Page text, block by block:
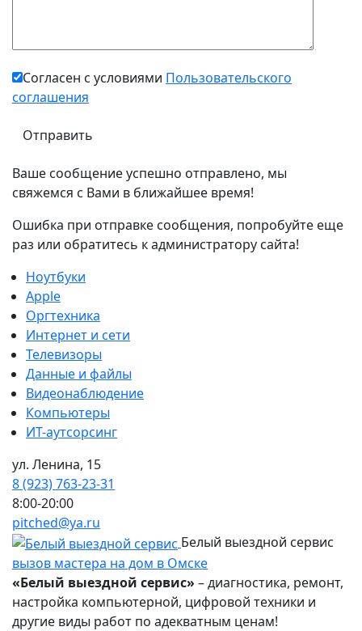
Согласен с условиями Пользовательского
соглашения
Ваше сообщение успешно отправлено, мы
свяжемся с Вами в ближайшее время!
Ошибка при отправке сообщения, попробуйте еще
раз или обратитесь к администратору сайта!
Ноутбуки
Apple
Оргтехника
Интернет и сети
Телевизоры
Данные и файлы
Видеонаблюдение
Компьютеры
ИТ-аутсорсинг
ул. Ленина, 15
8 (923) 763-23-31
8:00-20:00
pitched@ya.ru
Белый выездной сервис
вызов мастера на дом в Омске
«Белый выездной сервис» – диагностика, ремонт,
настройка компьютерной, цифровой техники и
другие виды работ по адекватным ценам!